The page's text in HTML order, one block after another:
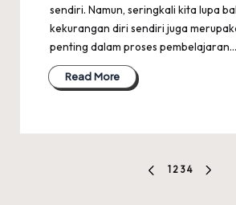
sendiri. Namun, seringkali kita lupa
kekurangan diri sendiri juga
penting dalam proses pembelajaran…
Read More
PREVIOUS
1 2 3 4